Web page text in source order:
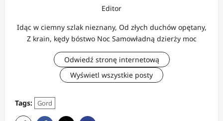
Editor
Idąc w ciemny szlak nieznany, Od złych duchów opętany,
Z krain, kędy bóstwo Noc Samowładną dzierży moc
Odwiedź stronę internetową
Wyświetl wszystkie posty
Tags: Gord